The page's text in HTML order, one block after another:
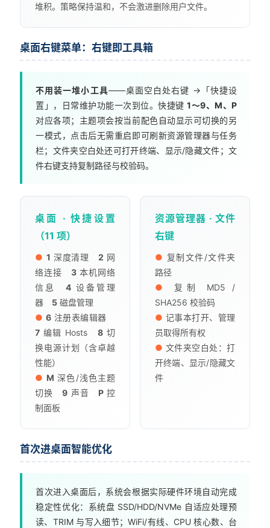
堆积。策略保持温和，不会激进删除用户文件。
桌面右键菜单：右键即工具箱
不用装一堆小工具——桌面空白处右键 →「快捷设
置」，日常维护功能一次到位。快捷键 1～9、M、P
对应各项；主题项会按当前配色自动显示可切换的另
一模式，点击后无需重启即可刷新资源管理器与任务
栏；文件夹空白处还可打开终端、显示/隐藏文件；文
件右键支持复制路径与校验码。
桌面 · 快捷设置
（11 项）
● 1 深度清理2 网
络连接 3 本机网络
信息4 设备管理
器 5 磁盘管理
● 6 注册表编辑器
7 编辑 Hosts8 切
换电源计划（含卓越
性能）
● M 深色/浅色主题
切换9 声音 P控
制面板
资源管理器 · 文件
右键
● 复制文件/文件夹
路径
●
复制 MD5 /
SHA256 校验码
● 记事本打开、管理
员取得所有权
● 文件夹空白处：打
开终端、显示/隐藏文
件
首次进桌面智能优化
首次进入桌面后，系统会根据实际硬件环境自动完成
稳定性优化：系统盘 SSD/HDD/NVMe 自适应处理预
读、TRIM 与写入细节；WiFi/有线、CPU 核心数、台